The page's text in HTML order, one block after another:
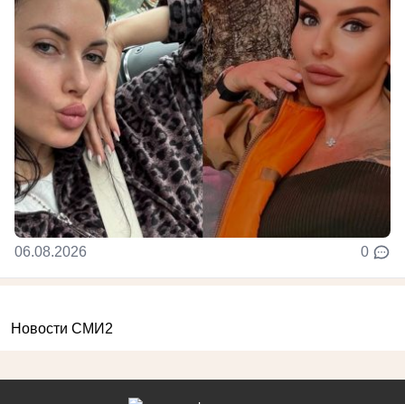
06.08.2026 0
Новости СМИ2